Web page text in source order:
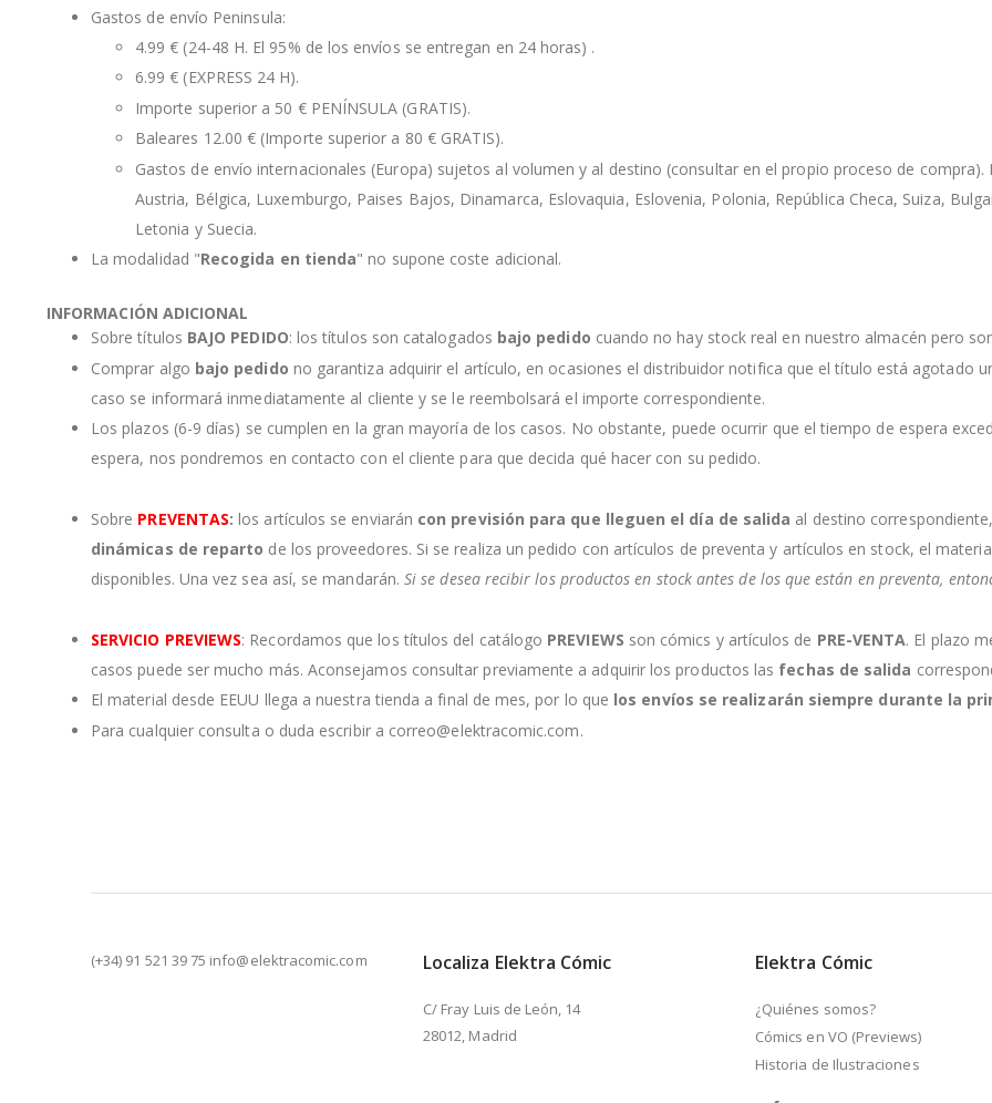
Gastos de envío Peninsula:
4.99 € (24-48 H. El 95% de los envíos se entregan en 24 horas) .
6.99 € (EXPRESS 24 H).
Importe superior a 50 € PENÍNSULA (GRATIS).
Baleares 12.00 € (Importe superior a 80 € GRATIS).
Gastos de envío internacionales (Europa) sujetos al volumen y al destino (consultar en el propio proceso de
Austria, Bélgica, Luxemburgo, Paises Bajos, Dinamarca, Eslovaquia, Eslovenia, Polonia, República Checa, Suiza,
Letonia y Suecia.
La modalidad "Recogida en tienda" no supone coste adicional.
INFORMACIÓN ADICIONAL
Sobre títulos BAJO PEDIDO: los títulos son catalogados bajo pedido cuando no hay stock real en nuestro almacén pero
Comprar algo bajo pedido no garantiza adquirir el artículo, en ocasiones el distribuidor notifica que el título está agotado
caso se informará inmediatamente al cliente y se le reembolsará el importe correspondiente.
Los plazos (6-9 días) se cumplen en la gran mayoría de los casos. No obstante, puede ocurrir que el tiempo de espera
espera, nos pondremos en contacto con el cliente para que decida qué hacer con su pedido.
Sobre PREVENTAS:los artículos se enviarán con previsión para que lleguen el día de salida al destino
dinámicas de reparto de los proveedores. Si se realiza un pedido con artículos de preventa y artículos en stock, el
disponibles. Una vez sea así, se mandarán.Si se desea recibir los productos en stock antes de los que están en preventa,
SERVICIO PREVIEWS: Recordamos que los títulos del catálogo PREVIEWS son cómics y artículos de PRE-VENTA. El plazo
casos puede ser mucho más. Aconsejamos consultar previamente a adquirir los productos las fechas de salida
El material desde EEUU llega a nuestra tienda a final de mes, por lo que los envíos se realizarán siempre durante la
Para cualquier consulta o duda escribir a correo@elektracomic.com.
(+34) 91 521 39 75 info@elektracomic.com Localiza Elektra Cómic
C/ Fray Luis de León, 14
28012, Madrid
Elektra Cómic
¿Quiénes somos?
Cómics en VO (Previews)
Historia de Ilustraciones